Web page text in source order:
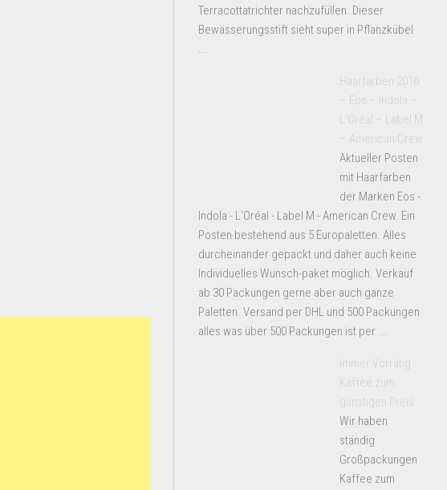
Terracottatrichter nachzufüllen. Dieser
Bewässerungsstift sieht super in Pflanzkübel
...
Haarfarben 2016
– Eos – Indola –
L’Oréal – Label M
– American Crew
Aktueller Posten
mit Haarfarben
der Marken Eos -
Indola - L'Oréal - Label M - American Crew. Ein
Posten bestehend aus 5 Europaletten. Alles
durcheinander gepackt und daher auch keine
Individuelles Wunsch-paket möglich. Verkauf
ab 30 Packungen gerne aber auch ganze
Paletten. Versand per DHL und 500 Packungen
alles was über 500 Packungen ist per ...
Immer Vorrätig
Kaffee zum
günstigen Preis
Wir haben
ständig
Großpackungen
Kaffee zum